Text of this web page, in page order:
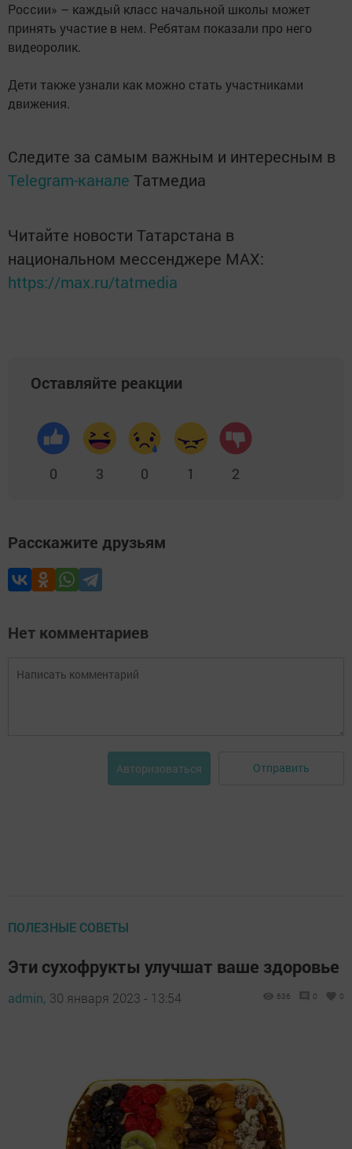
России» – каждый класс начальной школы может
принять участие в нем. Ребятам показали про него
видеоролик.
Дети также узнали как можно стать участниками
движения.
Следите за самым важным и интересным в
Telegram-канале Татмедиа
Читайте новости Татарстана в
национальном мессенджере MАХ:
https://max.ru/tatmedia
Оставляйте реакции
0 3 0 1 2
Расскажите друзьям
Нет комментариев
Авторизоваться Отправить
ПОЛЕЗНЫЕ СОВЕТЫ
Эти сухофрукты улучшат ваше здоровье
admin, 30 января 2023 - 13:54 636 0 0